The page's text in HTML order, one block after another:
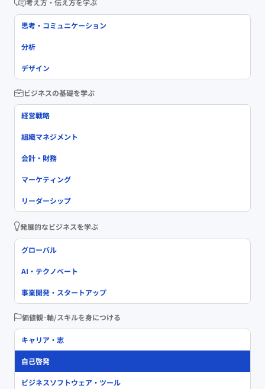
考え方・伝え方を学ぶ
思考・コミュニケーション
分析
デザイン
ビジネスの基礎を学ぶ
経営戦略
組織マネジメント
会計・財務
マーケティング
リーダーシップ
発展的なビジネスを学ぶ
グローバル
AI・テクノベート
事業開発・スタートアップ
価値観･軸/スキルを身につける
キャリア・志
自己啓発
ビジネスソフトウェア・ツール